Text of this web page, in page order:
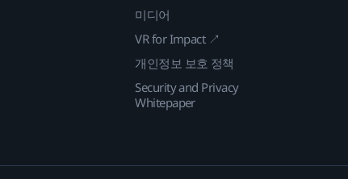
미디어
VR for Impact ↗
개인정보 보호 정책
Security and Privacy
Whitepaper